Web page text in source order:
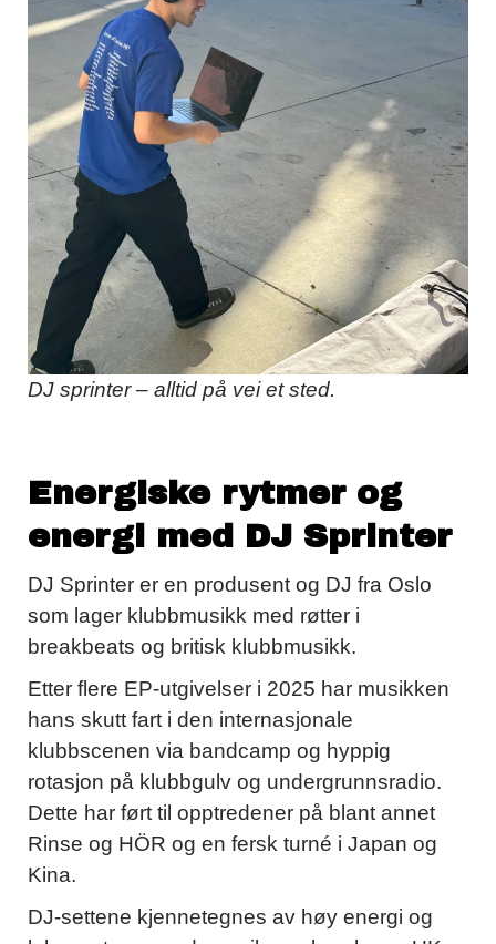
DJ sprinter – alltid på vei et sted.
Energiske rytmer og
energi med DJ Sprinter
DJ Sprinter er en produsent og DJ fra Oslo
som lager klubbmusikk med røtter i
breakbeats og britisk klubbmusikk.
Etter flere EP-utgivelser i 2025 har musikken
hans skutt fart i den internasjonale
klubbscenen via bandcamp og hyppig
rotasjon på klubbgulv og undergrunnsradio.
Dette har ført til opptredener på blant annet
Rinse og HÖR og en fersk turné i Japan og
Kina.
DJ-settene kjennetegnes av høy energi og